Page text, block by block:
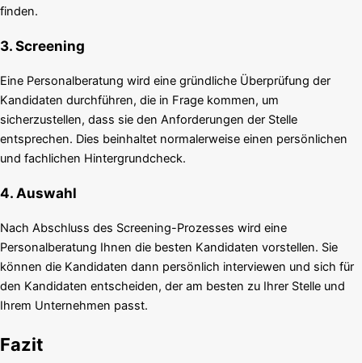
finden.
3. Screening
Eine Personalberatung wird eine gründliche Überprüfung der
Kandidaten durchführen, die in Frage kommen, um
sicherzustellen, dass sie den Anforderungen der Stelle
entsprechen. Dies beinhaltet normalerweise einen persönlichen
und fachlichen Hintergrundcheck.
4. Auswahl
Nach Abschluss des Screening-Prozesses wird eine
Personalberatung Ihnen die besten Kandidaten vorstellen. Sie
können die Kandidaten dann persönlich interviewen und sich für
den Kandidaten entscheiden, der am besten zu Ihrer Stelle und
Ihrem Unternehmen passt.
Fazit